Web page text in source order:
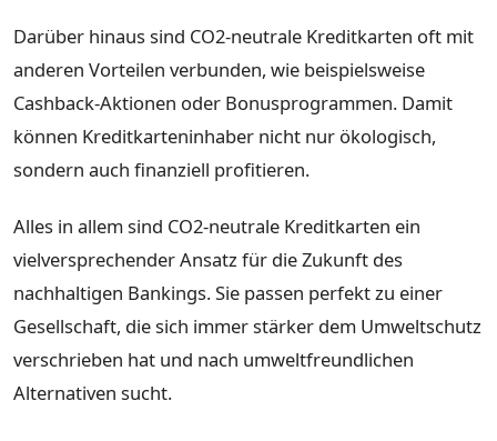
Darüber hinaus sind CO2-neutrale Kreditkarten oft mit
anderen Vorteilen verbunden, wie beispielsweise
Cashback-Aktionen oder Bonusprogrammen. Damit
können Kreditkarteninhaber nicht nur ökologisch,
sondern auch finanziell profitieren.
Alles in allem sind CO2-neutrale Kreditkarten ein
vielversprechender Ansatz für die Zukunft des
nachhaltigen Bankings. Sie passen perfekt zu einer
Gesellschaft, die sich immer stärker dem Umweltschutz
verschrieben hat und nach umweltfreundlichen
Alternativen sucht.